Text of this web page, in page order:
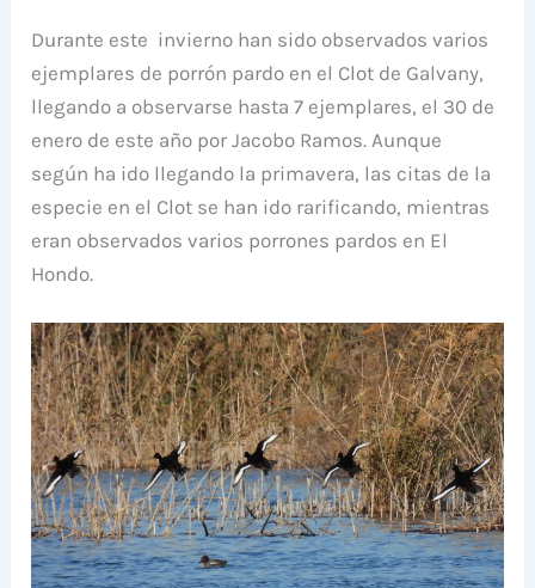
Durante este invierno han sido observados varios
ejemplares de porrón pardo en el Clot de Galvany,
llegando a observarse hasta 7 ejemplares, el 30 de
enero de este año por Jacobo Ramos. Aunque
según ha ido llegando la primavera, las citas de la
especie en el Clot se han ido rarificando, mientras
eran observados varios porrones pardos en El
Hondo.